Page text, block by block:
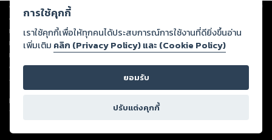
Copyright © 2026
ต่อผลงานหรือเนื้อหาใดที่อัปโหลดผ่านเว็บไซต์และปรากฏว่าละเมิดสิทธิใน
ทรัพย์สินทางปัญญาของบุคคลอื่นหรือขัดต่อกฎหมายและศีลธรรม ดังนั้น ผู้อ่าน
ทุกท่านโปรดใช้วิจารณญาณในการกลั่นกรองด้วยตนเอง และหากท่านพบว่าส่วน
หนึ่งส่วนใดขัดต่อกฎหมายและศีลธรรม กรุณาแจ้งมายังบริษัท เพื่อทีมงานจะได้
ดำเนินการในทันที ทั้งนี้ ทางสตอรี่ล็อกขอสงวนลิขสิทธิ์ตามพระราชบัญญัติ
ลิขสิทธิ์ พ.ศ. 2537 (ฉบับล่าสุด)
For support: member@ookbee.com
Version
การใช้คุกกี้
เราใช้คุกกี้เพื่อให้ทุกคนได้ประสบการณ์การใช้งานที่ดียิ่งขึ้นอ่าน
เพิ่มเติม คลิก (Privacy Policy) และ (Cookie Policy)
ยอมรับ
ปรับแต่งคุกกี้